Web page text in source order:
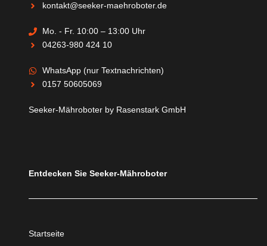
kontakt@seeker-maehroboter.de
Mo. - Fr. 10:00 – 13:00 Uhr
04263-980 424 10
WhatsApp (nur Textnachrichten)
0157 50605069
Seeker-Mähroboter by Rasenstark GmbH
Entdecken Sie Seeker-Mähroboter
Startseite